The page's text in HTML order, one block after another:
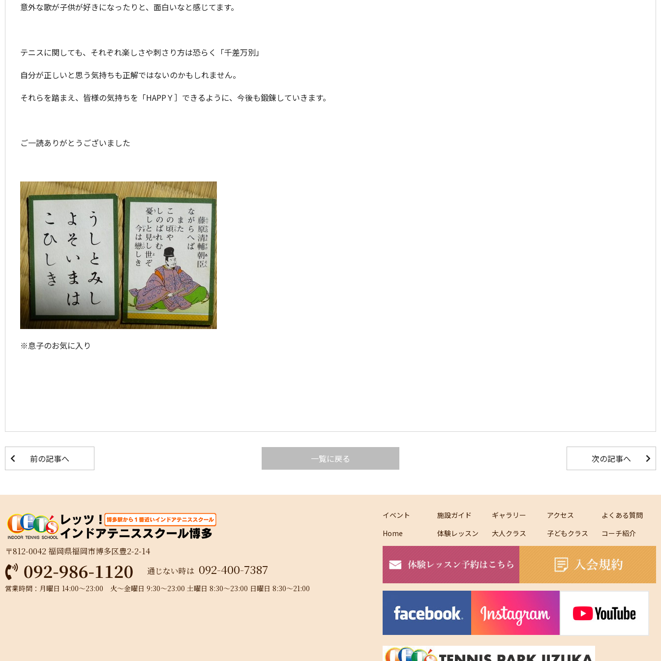
意外な歌が子供が好きになったりと、面白いなと感じてます。
テニスに関しても、それぞれ楽しさや刺さり方は恐らく「千差万別」
自分が正しいと思う気持ちも正解ではないのかもしれません。
それらを踏まえ、皆様の気持ちを「HAPPＹ］できるように、今後も鍛錬していきます。
ご一読ありがとうございました
※息子のお気に入り
前の記事へ 一覧に戻る 次の記事へ
〒812-0042 福岡県福岡市博多区豊2-2-14
通じない時は 092-400-7387
営業時間：月曜日 14:00～23:00 火～金曜日 9:30～23:00 土曜日 8:30～23:00 日曜日 8:30～21:00
イベント 施設ガイド ギャラリー アクセス
よくある質問
Home
体験レッスン 大人クラス 子どもクラス コーチ紹介